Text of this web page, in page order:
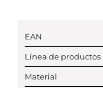
EAN
Línea de productos
Material